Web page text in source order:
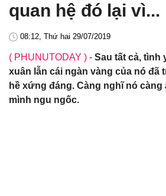
quan hệ đó lại vì...
08:12, Thứ hai 29/07/2019
( PHUNUTODAY ) - Sau tất cả, tình
xuân lẫn cái ngàn vàng của nó đã
hề xứng đáng. Càng nghĩ nó càng
mình ngu ngốc.